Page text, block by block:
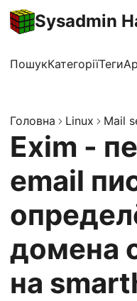
Sysadmin
ПошукКатегоріїТеги
Головна Linux Mail
Exim -
email
домена
на